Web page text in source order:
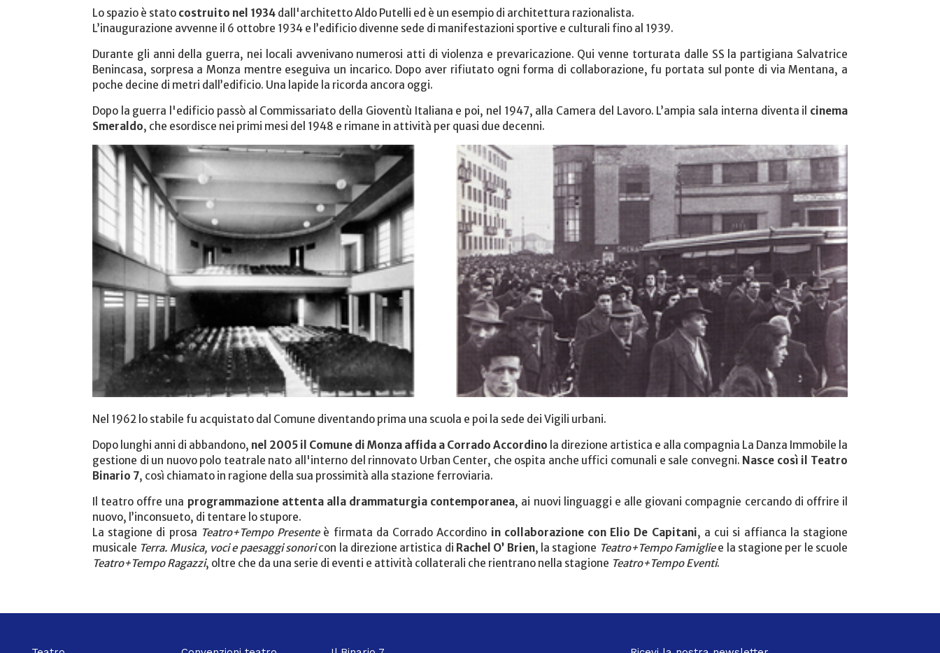
Lo spazio è stato costruito nel 1934 dall'architetto Aldo Putelli ed è un esempio di architettura razionalista.
L’inaugurazione avvenne il 6 ottobre 1934 e l’edificio divenne sede di manifestazioni sportive e culturali fino al 1939.
Durante gli anni della guerra, nei locali avvenivano numerosi atti di violenza e prevaricazione. Qui venne torturata dalle SS la partigiana Salvatrice
Benincasa, sorpresa a Monza mentre eseguiva un incarico. Dopo aver rifiutato ogni forma di collaborazione, fu portata sul ponte di via Mentana, a
poche decine di metri dall’edificio. Una lapide la ricorda ancora oggi.
Dopo la guerra l'edificio passò al Commissariato della Gioventù Italiana e poi, nel 1947, alla Camera del Lavoro. L’ampia sala interna diventa il cinema
Smeraldo, che esordisce nei primi mesi del 1948 e rimane in attività per quasi due decenni.
Nel 1962 lo stabile fu acquistato dal Comune diventando prima una scuola e poi la sede dei Vigili urbani.
Dopo lunghi anni di abbandono, nel 2005 il Comune di Monza affida a Corrado Accordino la direzione artistica e alla compagnia La Danza Immobile la
gestione di un nuovo polo teatrale nato all'interno del rinnovato Urban Center, che ospita anche uffici comunali e sale convegni. Nasce così il Teatro
Binario 7, così chiamato in ragione della sua prossimità alla stazione ferroviaria.
Il teatro offre una programmazione attenta alla drammaturgia contemporanea, ai nuovi linguaggi e alle giovani compagnie cercando di offrire il
nuovo, l’inconsueto, di tentare lo stupore.
La stagione di prosa Teatro+Tempo Presenteè firmata da Corrado Accordino in collaborazione con Elio De Capitani, a cui si affianca la stagione
musicale Terra. Musica, voci e paesaggi sonoricon la direzione artistica di Rachel O’ Brien, la stagione Teatro+Tempo Famigliee la stagione per le scuole
Teatro+Tempo Ragazzi, oltre che da una serie di eventi e attività collaterali che rientrano nella stagione Teatro+Tempo Eventi.